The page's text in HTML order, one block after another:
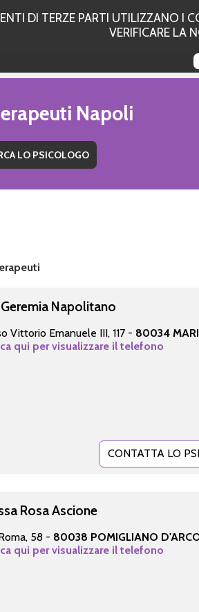
DI TERZE PARTI UTILIZZANO I
VERIFICARE LA
Napoli
Napolitano
Vittorio Emanuele III, 117 - 80034
qui per visualizzare il telefono
CONTATTA LO
Rosa Ascione
58 - 80038 POMIGLIANO
qui per visualizzare il telefono